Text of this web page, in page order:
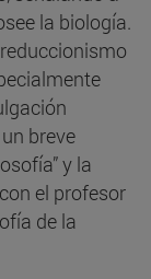
la biología.
breve
y la
el profesor
de la